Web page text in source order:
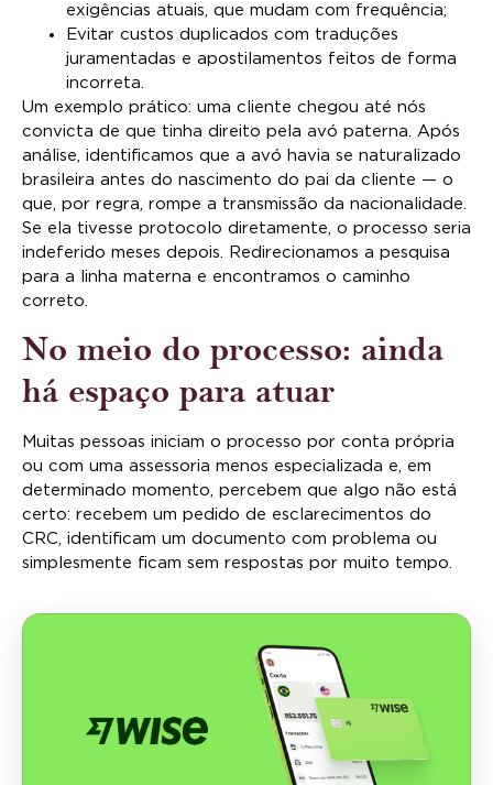
exigências atuais, que mudam com frequência;
Evitar custos duplicados com traduções
juramentadas e apostilamentos feitos de forma
incorreta.
Um exemplo prático: uma cliente chegou até nós
convicta de que tinha direito pela avó paterna. Após
análise, identificamos que a avó havia se naturalizado
brasileira antes do nascimento do pai da cliente — o
que, por regra, rompe a transmissão da nacionalidade.
Se ela tivesse protocolo diretamente, o processo seria
indeferido meses depois. Redirecionamos a pesquisa
para a linha materna e encontramos o caminho
correto.
No meio do processo: ainda
há espaço para atuar
Muitas pessoas iniciam o processo por conta própria
ou com uma assessoria menos especializada e, em
determinado momento, percebem que algo não está
certo: recebem um pedido de esclarecimentos do
CRC, identificam um documento com problema ou
simplesmente ficam sem respostas por muito tempo.